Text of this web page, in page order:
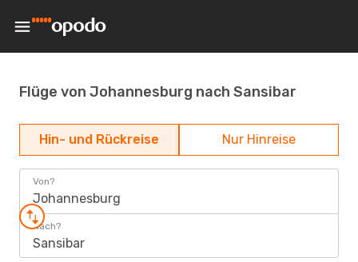
Flüge von Johannesburg nach Sansibar
Hin- und Rückreise Nur Hinreise
Von?
Johannesburg
Nach?
Sansibar